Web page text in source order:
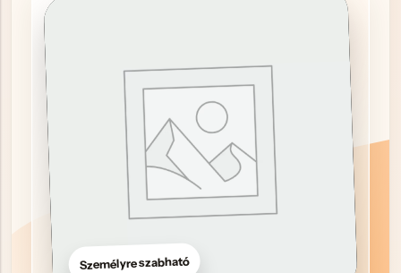
Személyre szabható
Hűtőmágnes, Kitűző
Plüss
Sapka
Egyedi céges ajándékok
Egyéb ajándék ötletek